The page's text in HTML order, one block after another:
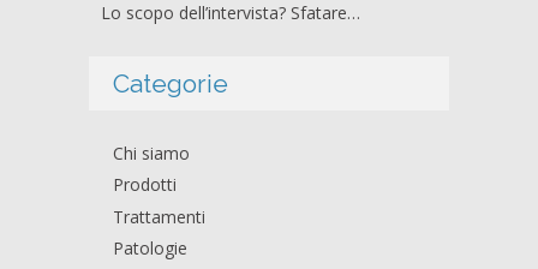
Lo scopo dell’intervista? Sfatare…
Categorie
Chi siamo
Prodotti
Trattamenti
Patologie